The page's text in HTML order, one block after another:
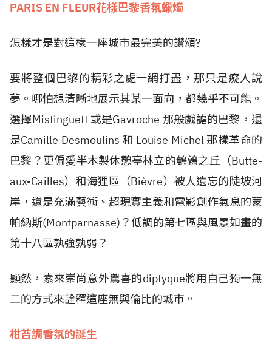
PARIS EN FLEUR花樣巴黎香氛蠟燭
怎樣才是對這樣一座城市最完美的讚頌?
要將整個巴黎的精彩之處一網打盡，那只是癡人說
夢。哪怕想清晰地展示其某一面向，都幾乎不可能。
選擇Mistinguett 或是Gavroche 那般戲謔的巴黎，還
是Camille Desmoulins 和 Louise Michel 那樣革命的
巴黎？更偏愛半木製休憩亭林立的鵪鶉之丘（Butte-
aux-Cailles）和海狸區（Bièvre）被人遺忘的陡坡河
岸，還是充滿藝術、超現實主義和電影創作氣息的蒙
帕納斯(Montparnasse)？低調的第七區與風景如畫的
第十八區孰強孰弱？
顯然，素來崇尚意外驚喜的diptyque將用自己獨一無
二的方式來詮釋這座無與倫比的城市。
柑苔調香氛的誕生